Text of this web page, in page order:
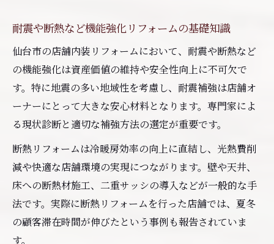
耐震や断熱など機能強化リフォームの基礎知識
仙台市の店舗内装リフォームにおいて、耐震や断熱など
の機能強化は資産価値の維持や安全性向上に不可欠で
す。特に地震の多い地域性を考慮し、耐震補強は店舗オ
ーナーにとって大きな安心材料となります。専門家によ
る現状診断と適切な補強方法の選定が重要です。
断熱リフォームは冷暖房効率の向上に直結し、光熱費削
減や快適な店舗環境の実現につながります。壁や天井、
床への断熱材施工、二重サッシの導入などが一般的な手
法です。実際に断熱リフォームを行った店舗では、夏冬
の顧客滞在時間が伸びたという事例も報告されていま
す。